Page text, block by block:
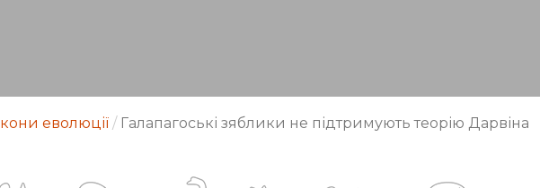
еволюції / Галапагоські зяблики не підтримують теорію Дарвіна